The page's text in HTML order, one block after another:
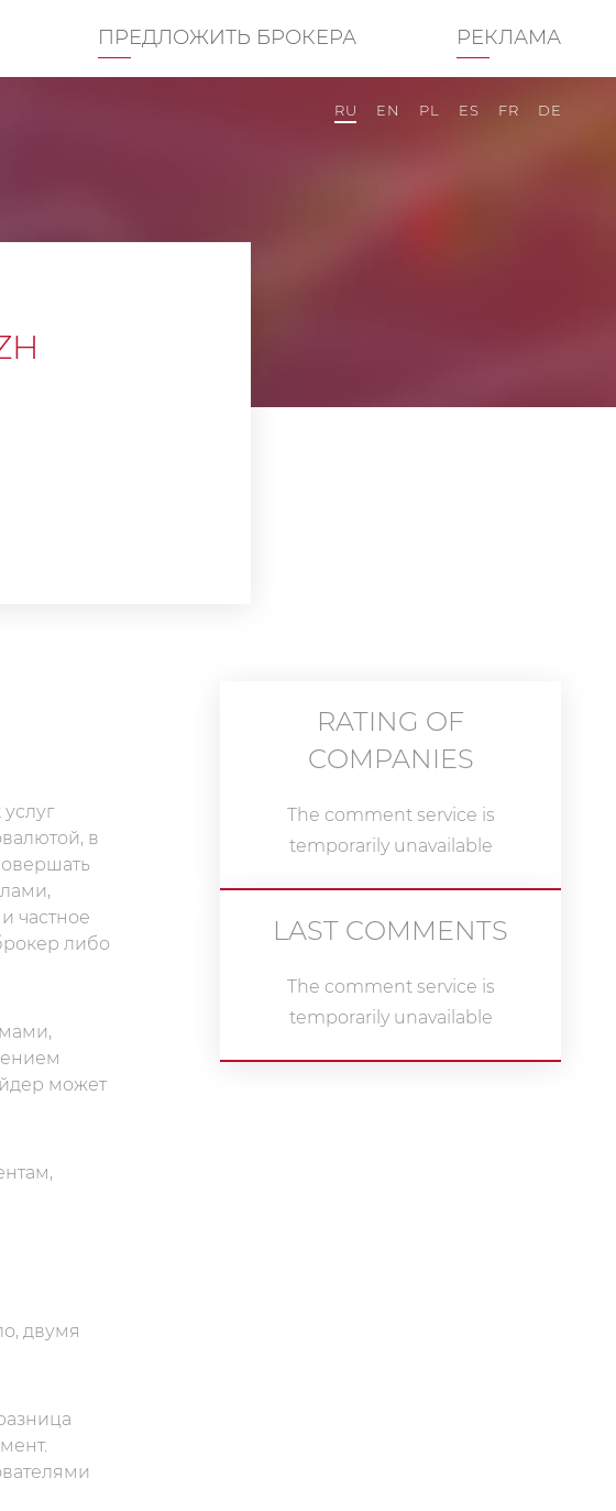
ПРЕДЛОЖИТЬ БРОКЕРА РЕКЛАМА
RU EN PL ES FR DE
в
частное
либо
может
двумя
RATING OF
COMPANIES
The comment service is
temporarily unavailable
LAST COMMENTS
The comment service is
temporarily unavailable